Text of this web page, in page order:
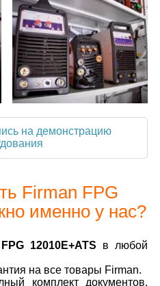
на демонстрацию
Firman FPG
именно у нас?
12010E+ATS в любой
на все товары Firman.
комплект документов.